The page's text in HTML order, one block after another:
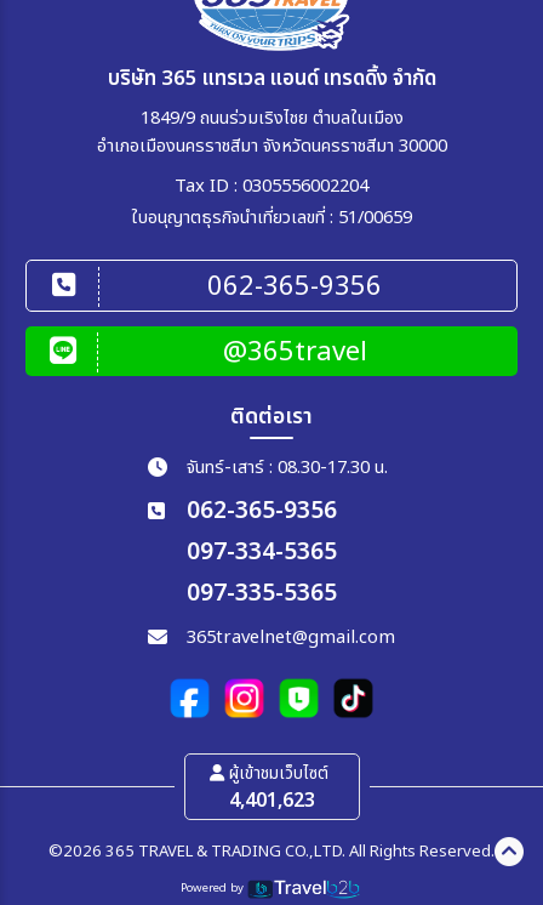
บริษัท 365 แทรเวล แอนด์ เทรดดิ้ง จำกัด
1849/9 ถนนร่วมเริงไชย ตำบลในเมือง
อำเภอเมืองนครราชสีมา จังหวัดนครราชสีมา 30000
Tax ID : 0305556002204
ใบอนุญาตธุรกิจนำเที่ยวเลขที่ : 51/00659
062-365-9356
@365travel
ติดต่อเรา
จันทร์-เสาร์ : 08.30-17.30 น.
062-365-9356
097-334-5365
097-335-5365
365travelnet@gmail.com
ผู้เข้าชมเว็บไซต์
4,401,623
©2026 365 TRAVEL & TRADING CO.,LTD. All Rights Reserved.
Powered by